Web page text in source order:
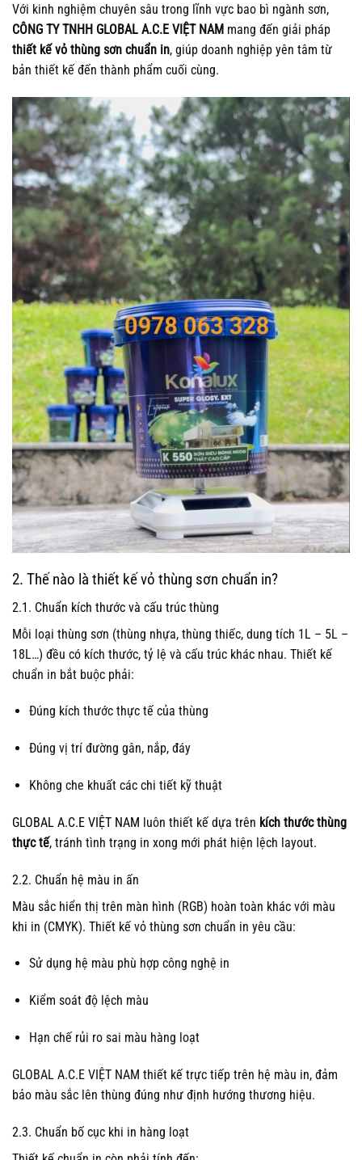
Với kinh nghiệm chuyên sâu trong lĩnh vực bao bì ngành sơn,
CÔNG TY TNHH GLOBAL A.C.E VIỆT NAM mang đến giải pháp
thiết kế vỏ thùng sơn chuẩn in, giúp doanh nghiệp yên tâm từ
bản thiết kế đến thành phẩm cuối cùng.
2. Thế nào là thiết kế vỏ thùng sơn chuẩn in?
2.1. Chuẩn kích thước và cấu trúc thùng
Mỗi loại thùng sơn (thùng nhựa, thùng thiếc, dung tích 1L – 5L –
18L…) đều có kích thước, tỷ lệ và cấu trúc khác nhau. Thiết kế
chuẩn in bắt buộc phải:
Đúng kích thước thực tế của thùng
Đúng vị trí đường gân, nắp, đáy
Không che khuất các chi tiết kỹ thuật
GLOBAL A.C.E VIỆT NAM luôn thiết kế dựa trên kích thước thùng
thực tế, tránh tình trạng in xong mới phát hiện lệch layout.
2.2. Chuẩn hệ màu in ấn
Màu sắc hiển thị trên màn hình (RGB) hoàn toàn khác với màu
khi in (CMYK). Thiết kế vỏ thùng sơn chuẩn in yêu cầu:
Sử dụng hệ màu phù hợp công nghệ in
Kiểm soát độ lệch màu
Hạn chế rủi ro sai màu hàng loạt
GLOBAL A.C.E VIỆT NAM thiết kế trực tiếp trên hệ màu in, đảm
bảo màu sắc lên thùng đúng như định hướng thương hiệu.
2.3. Chuẩn bố cục khi in hàng loạt